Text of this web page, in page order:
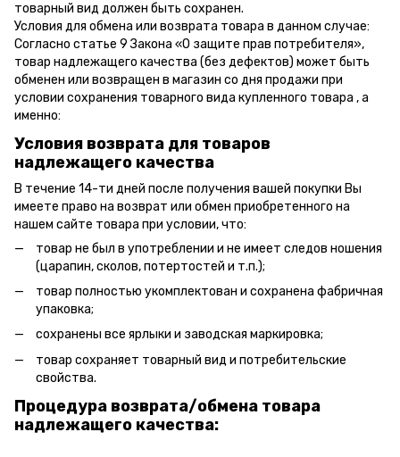
товарный вид должен быть сохранен.
Условия для обмена или возврата товара в данном случае:
Согласно статье 9 Закона «О защите прав потребителя»,
товар надлежащего качества (без дефектов) может быть
обменен или возвращен в магазин со дня продажи при
условии сохранения товарного вида купленного товара , а
именно:
Условия возврата для товаров
надлежащего качества
В течение 14-ти дней после получения вашей покупки Вы
имеете право на возврат или обмен приобретенного на
нашем сайте товара при условии, что:
товар не был в употреблении и не имеет следов ношения
(царапин, сколов, потертостей и т.п.);
товар полностью укомплектован и сохранена фабричная
упаковка;
сохранены все ярлыки и заводская маркировка;
товар сохраняет товарный вид и потребительские
свойства.
Процедура возврата/обмена товара
надлежащего качества: